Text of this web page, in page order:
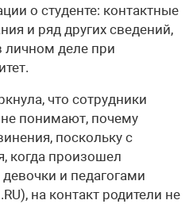
о студенте: контактные
и ряд других сведений,
личном деле при
что сотрудники
не понимают, почему
поскольку с
когда произошел
и педагогами
на контакт родители не